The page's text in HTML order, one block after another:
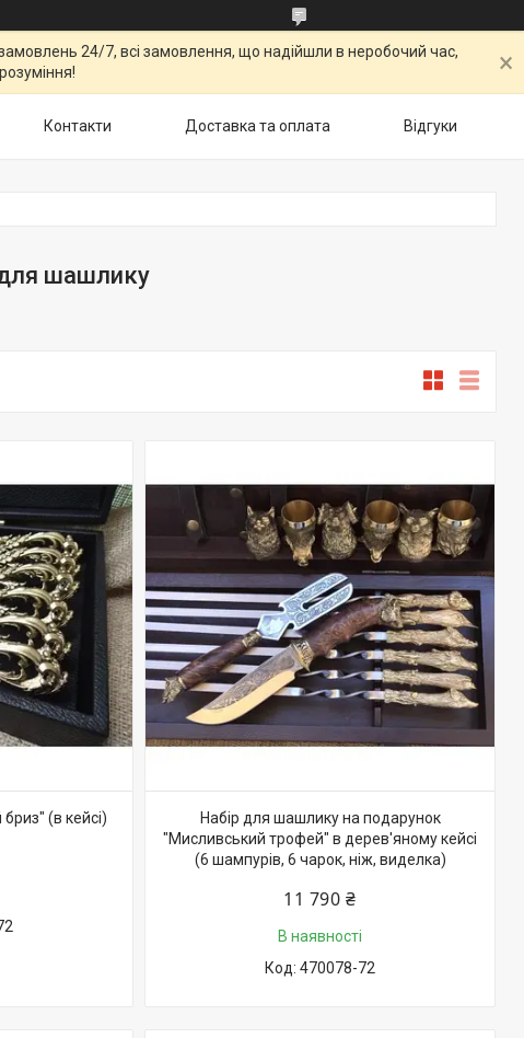
24/7, всі замовлення, що надійшли в неробочий час,
Контакти Доставка та оплата Відгуки
шашлику
(в кейсі)
Набір для шашлику на подарунок
"Мисливський трофей" в дерев'яному кейсі
(6 шампурів, 6 чарок, ніж, виделка)
11 790 ₴
В наявності
470078-72